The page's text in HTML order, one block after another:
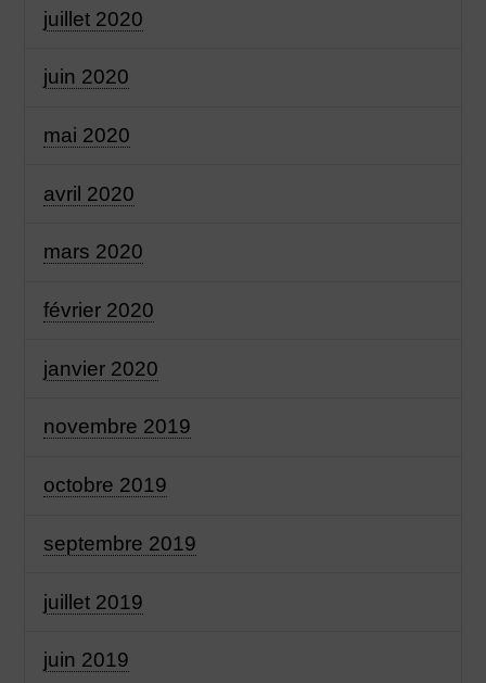
juillet 2020
juin 2020
mai 2020
avril 2020
mars 2020
février 2020
janvier 2020
novembre 2019
octobre 2019
septembre 2019
juillet 2019
juin 2019